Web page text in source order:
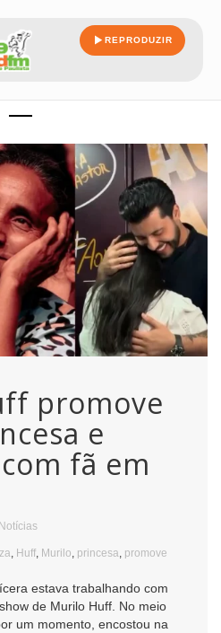
REPRODUZIR
promove
e
fã em
Notícias
Huff Murilo princesa promove
estava trabalhando com
de Murilo Huff. No meio
um momento, encostou na